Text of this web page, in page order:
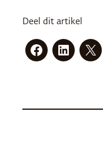
Deel dit artikel